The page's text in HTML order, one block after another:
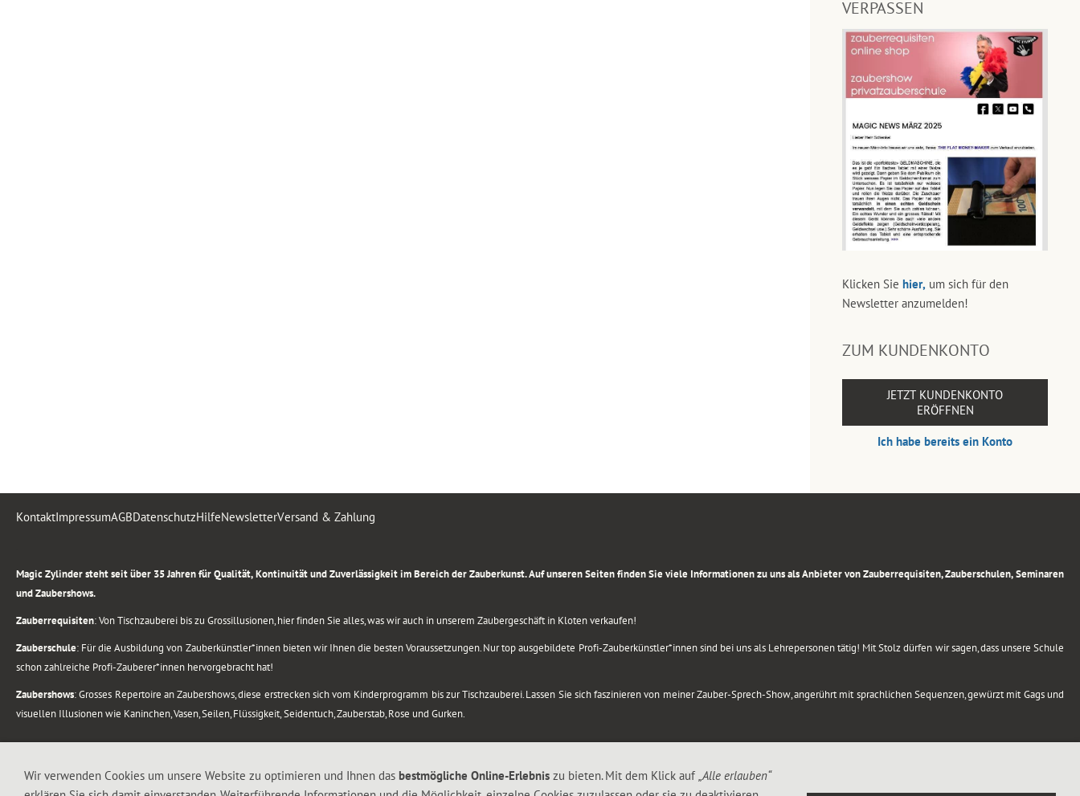
VERPASSEN
Klicken Sie hier, um sich für den
Newsletter anzumelden!
ZUM KUNDENKONTO
JETZT KUNDENKONTO
ERÖFFNEN
Ich habe bereits ein Konto
KontaktImpressumAGBDatenschutzHilfeNewsletterVersand & Zahlung
Magic Zylinder steht seit über 35 Jahren für Qualität, Kontinuität und Zuverlässigkeit im Bereich der Zauberkunst. Auf unseren Seiten finden Sie viele Informationen zu uns als Anbieter von Zauberrequisiten, Zauberschulen, Seminaren
und Zaubershows.
Zauberrequisiten: Von Tischzauberei bis zu Grossillusionen, hier finden Sie alles, was wir auch in unserem Zaubergeschäft in Kloten verkaufen!
Zauberschule: Für die Ausbildung von Zauberkünstler*innen bieten wir Ihnen die besten Voraussetzungen. Nur top ausgebildete Profi-Zauberkünstler*innen sind bei uns als Lehrepersonen tätig! Mit Stolz dürfen wir sagen, dass unsere Schule
schon zahlreiche Profi-Zauberer*innen hervorgebracht hat!
Zaubershows: Grosses Repertoire an Zaubershows, diese erstrecken sich vom Kinderprogramm bis zur Tischzauberei. Lassen Sie sich faszinieren von meiner Zauber-Sprech-Show, angerührt mit sprachlichen Sequenzen, gewürzt mit Gags und
visuellen Illusionen wie Kaninchen, Vasen, Seilen, Flüssigkeit, Seidentuch, Zauberstab, Rose und Gurken.
.
Alle Rechte vorbehalten. © 1988-2026 Magic Zylinder
Wir verwenden Cookies um unsere Website zu optimieren und Ihnen das bestmögliche Online-Erlebnis zu bieten. Mit dem Klick auf „Alle erlauben“